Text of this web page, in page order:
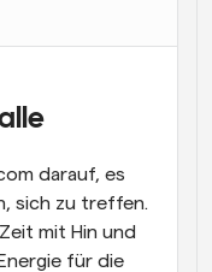
Anrufen
die neuesten
mit Kunden
darauf, es
sich zu treffen.
mit Hin und
für die